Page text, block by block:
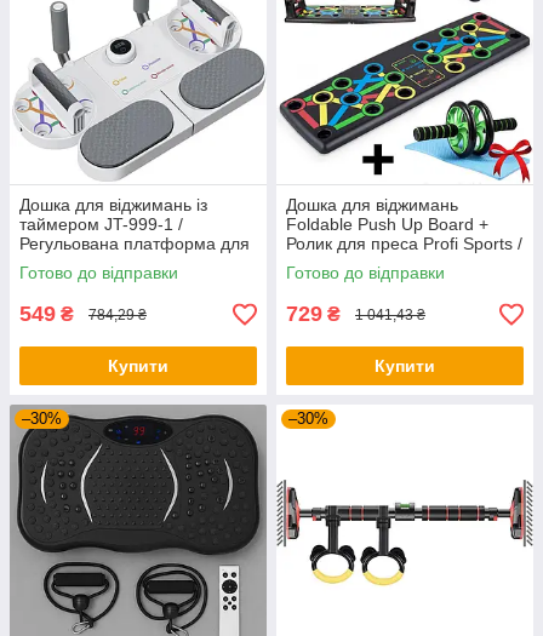
Дошка для віджимань із
таймером JT-999-1 /
Регульована платформа для
віджимань / Фітнес тренажер
для преса
Готово до відправки
549 ₴ 784,29 ₴
Купити
Дошка для віджимань
Foldable Push Up Board +
Ролик для преса Profi Sports /
Платформа з упорами
Готово до відправки
729 ₴ 1 041,43 ₴
Купити
–30% –30%